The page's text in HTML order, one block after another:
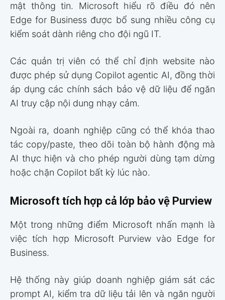
mật thông tin. Microsoft hiểu rõ điều đó nên
Edge for Business được bổ sung nhiều công cụ
kiểm soát dành riêng cho đội ngũ IT.
Các quản trị viên có thể chỉ định website nào
được phép sử dụng Copilot agentic AI, đồng thời
áp dụng các chính sách bảo vệ dữ liệu để ngăn
AI truy cập nội dung nhạy cảm.
Ngoài ra, doanh nghiệp cũng có thể khóa thao
tác copy/paste, theo dõi toàn bộ hành động mà
AI thực hiện và cho phép người dùng tạm dừng
hoặc chặn Copilot bất kỳ lúc nào.
Microsoft tích hợp cả lớp bảo vệ Purview
Một trong những điểm Microsoft nhấn mạnh là
việc tích hợp Microsoft Purview vào Edge for
Business.
Hệ thống này giúp doanh nghiệp giám sát các
prompt AI, kiểm tra dữ liệu tải lên và ngăn người